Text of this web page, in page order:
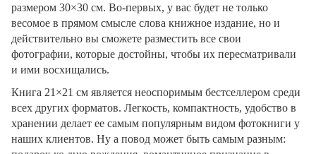
размером 30×30 см. Во-первых, у вас будет не только
весомое в прямом смысле слова книжное издание, но и
действительно вы сможете разместить все свои
фотографии, которые достойны, чтобы их пересматривали
и ими восхищались.
Книга 21×21 см является неоспоримым бестселлером среди
всех других форматов. Легкость, компактность, удобство в
хранении делает ее самым популярным видом фотокниги у
наших клиентов. Ну а повод может быть самым разным: